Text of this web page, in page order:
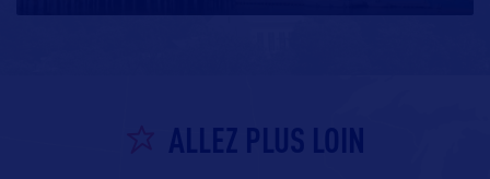
ALLEZ PLUS LOIN